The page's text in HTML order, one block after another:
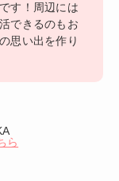
す！周辺には
できるのもお
思い出を作り
ら